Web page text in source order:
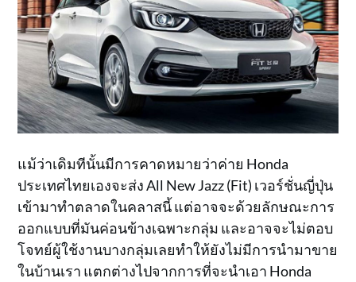
แม้ว่าเดิมทีนั้นมีการคาดหมายว่าค่าย Honda
ประเทศไทยเองจะส่ง All New Jazz (Fit) เวอร์ชั่นญี่ปุ่น
เข้ามาทำตลาดในคลาสนี้ แต่อาจจะด้วยลักษณะการ
ออกแบบที่มันค่อนข้างเฉพาะกลุ่ม และอาจจะไม่ตอบ
โจทย์ผู้ใช้งานบางกลุ่มเลยทำให้ยังไม่มีการนำมาขาย
ในบ้านเรา แตกต่างไปจากการที่จะนำเอา Honda